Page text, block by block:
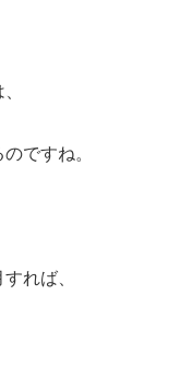
ですね。
れば、